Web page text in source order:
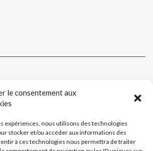
le consentement aux
expériences, nous utilisons des technologies
stocker et/ou accéder aux informations des
à ces technologies nous permettra de traiter